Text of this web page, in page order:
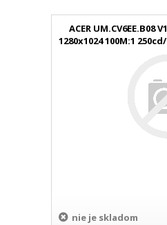
ACER UM.CV6EE.B08
1280x1024 100M:1
nie je skladom